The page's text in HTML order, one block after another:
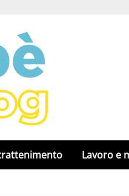
Lavoro e